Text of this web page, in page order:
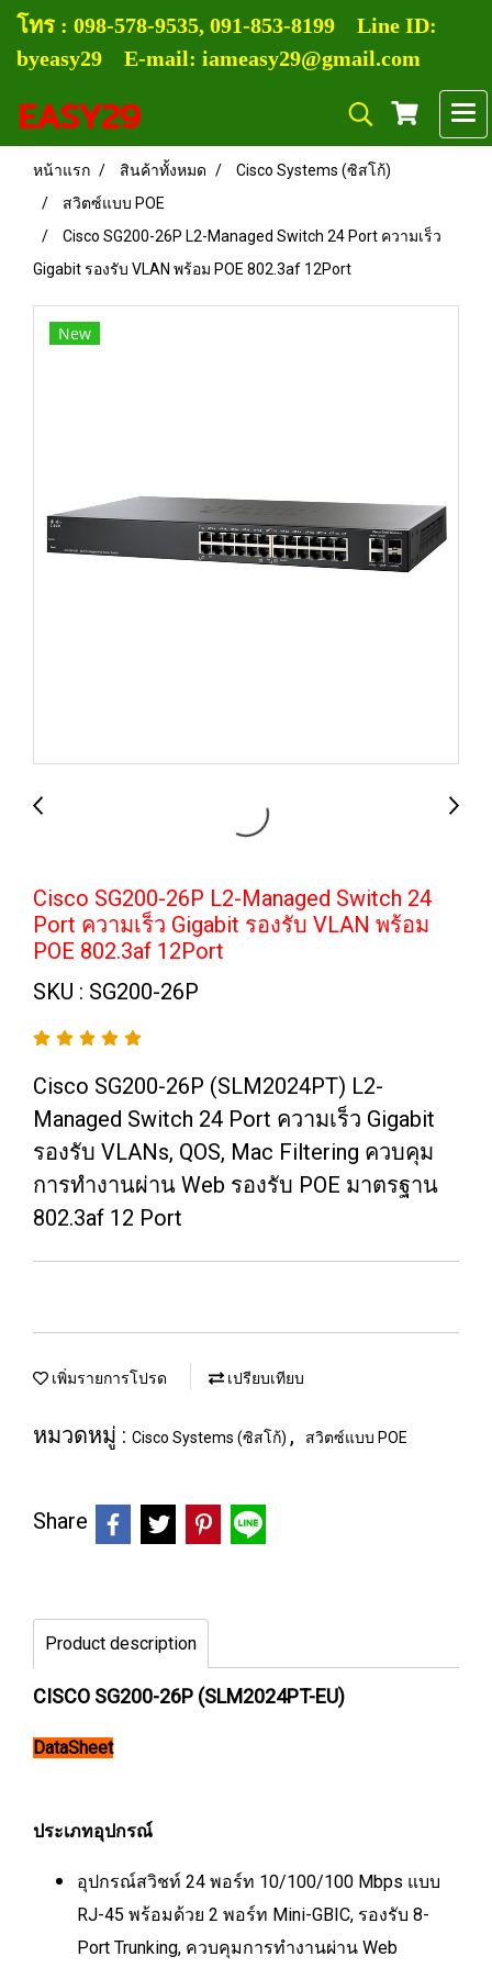
โทร : 098-578-9535, 091-853-8199 Line ID:
byeasy29 E-mail: iameasy29@gmail.com
EASY29
หน้าแรก สินค้าทั้งหมด
Cisco Systems (ซิสโก้)
สวิตซ์แบบ POE
Cisco SG200-26P L2-Managed Switch 24 Port ความเร็ว
Gigabit รองรับ VLAN พร้อม POE 802.3af 12Port
New
Cisco SG200-26P L2-Managed Switch 24
Port ความเร็ว Gigabit รองรับ VLAN พร้อม
POE 802.3af 12Port
SKU : SG200-26P
Cisco SG200-26P (SLM2024PT) L2-
Managed Switch 24 Port ความเร็ว Gigabit
รองรับ VLANs, QOS, Mac Filtering ควบคุม
การทำงานผ่าน Web รองรับ POE มาตรฐาน
802.3af 12 Port
เพิ่มรายการโปรด เปรียบเทียบ
หมวดหมู่ : Cisco Systems (ซิสโก้) , สวิตซ์แบบ POE
Share
Product description
CISCO SG200-26P (SLM2024PT-EU)
DataSheet
ประเภทอุปกรณ์
อุปกรณ์สวิชท์ 24 พอร์ท 10/100/100 Mbps แบบ
RJ-45 พร้อมด้วย 2 พอร์ท Mini-GBIC, รองรับ 8-
Port Trunking, ควบคุมการทำงานผ่าน Web